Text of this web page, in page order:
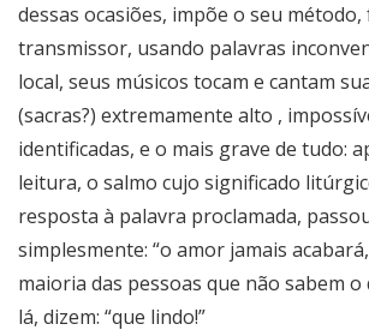
dessas ocasiões, impõe o seu
transmissor, usando palavras
local, seus músicos tocam e cantam
(sacras?) extremamente alto ,
identificadas, e o mais grave de tudo:
leitura, o salmo cujo significado
resposta à palavra proclamada,
simplesmente: “o amor jamais
maioria das pessoas que não sabem
lá, dizem: “que lindo!”